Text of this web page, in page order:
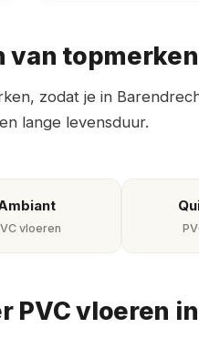
van topmerken
zodat je in
lange levensduur.
vloeren
PVC vloeren